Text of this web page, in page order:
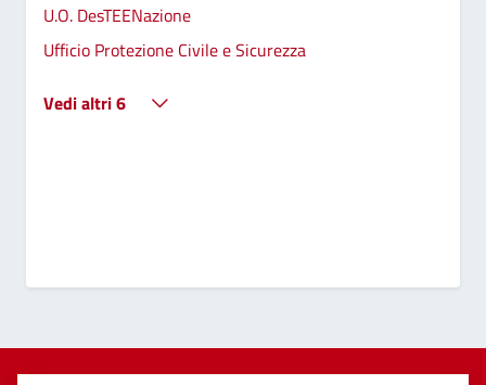
U.O. DesTEENazione
Ufficio Protezione Civile e Sicurezza
Vedi altri 6